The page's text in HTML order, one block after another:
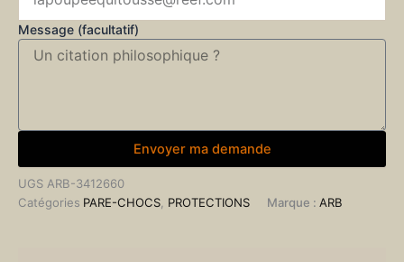
Message (facultatif)
Envoyer ma demande
UGS ARB-3412660
Catégories PARE-CHOCS PROTECTIONS Marque : ARB